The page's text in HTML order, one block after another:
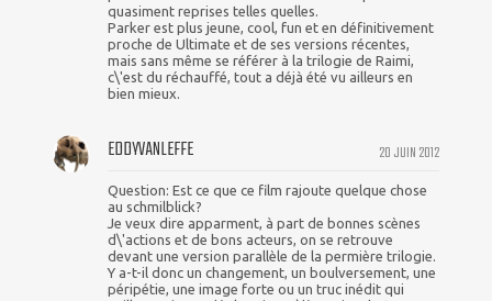
quasiment reprises telles quelles.
Parker est plus jeune, cool, fun et en définitivement
proche de Ultimate et de ses versions récentes,
mais sans même se référer à la trilogie de Raimi,
c\'est du réchauffé, tout a déjà été vu ailleurs en
bien mieux.
20 JUIN 2012
EDDYVANLEFFE
Question: Est ce que ce film rajoute quelque chose
au schmilblick?
Je veux dire apparment, à part de bonnes scènes
d\'actions et de bons acteurs, on se retrouve
devant une version parallèle de la permière trilogie.
Y a-t-il donc un changement, un boulversement, une
péripétie, une image forte ou un truc inédit qui